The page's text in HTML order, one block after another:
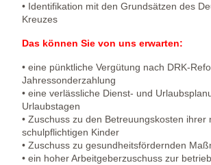
• Identifikation mit den Grundsätzen des
Kreuzes
Das können Sie von uns erwarten:
• eine pünktliche Vergütung nach DRK-
Jahressonderzahlung
• eine verlässliche Dienst- und
Urlaubstagen
• Zuschuss zu den Betreuungskosten ihrer
schulpflichtigen Kinder
• Zuschuss zu gesundheitsfördernden
• ein hoher Arbeitgeberzuschuss zur